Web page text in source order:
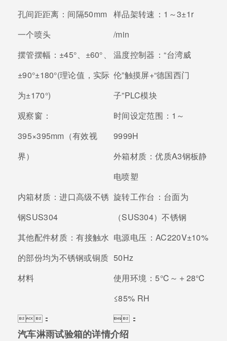
孔间距距离： 间隔50mm
一个喷头
样品架转速： 1～3±1r
/min
摆管摆幅： ±45°、±60°、
±90°±180°(理论值，实际
为±170°)
温度控制器：“台湾威
伦”触摸屏+“德国西门
子”PLC模块
观察窗：
395×395mm（有效视
界）
时间设定范围： 1～
9999H
外箱材质：优质A3钢板静
电喷塑
内箱材质：进口高级不锈
钢SUS304
旋转工作台： 台面为
（SUS304）不锈钢
其他配件材质：有接触水
的部份均为不锈钢或铜质
材料
电源电压：AC220V±10%
50Hz
使用环境：5℃～＋28℃
≤85% RH
：
：
汽车淋雨试验箱的详情介绍